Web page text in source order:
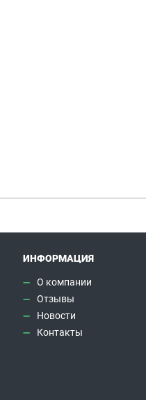
ИНФОРМАЦИЯ
О компании
Отзывы
Новости
Контакты